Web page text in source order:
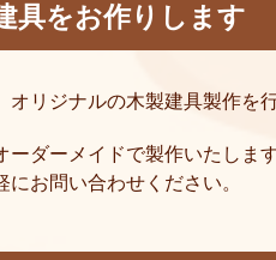
具をお作りします
リジナルの木製建具製作を
ダーメイドで製作いたしま
お問い合わせください。